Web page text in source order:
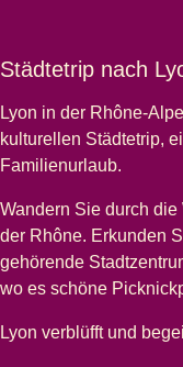
Städtetrip nach
Lyon in der Rhône-
kulturellen Städtetrip,
Familienurlaub.
Wandern Sie durch
der Rhône. Erkunden
gehörende
wo es schöne
Lyon verblüfft und